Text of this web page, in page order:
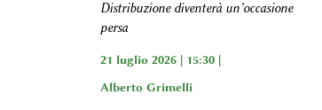
Distribuzione diventerà un’occasione
persa
21 luglio 2026 | 15:30 |
Alberto Grimelli